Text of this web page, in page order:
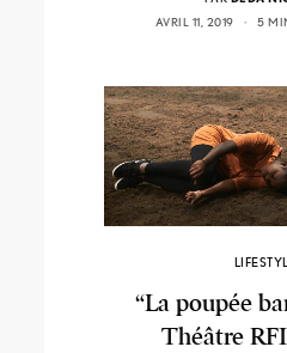
AVRIL 11, 2019
5
“La poupée
Théâtre RFI